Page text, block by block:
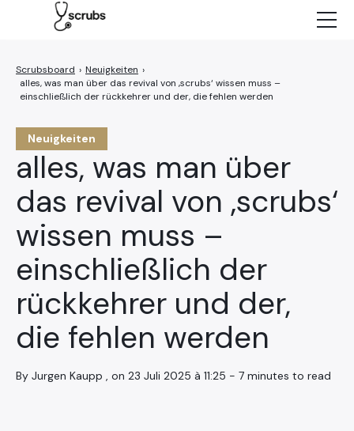
Neuigkeiten
alles, was man über
das revival von ‚scrubs‘
wissen muss –
einschließlich der
rückkehrer und der,
die fehlen werden
By Jurgen Kaupp , on 23 Juli 2025 à 11:25 - 7 minutes to read
› Neuigkeiten ›
alles, was man über das revival von ‚scrubs‘ wissen muss –
einschließlich der rückkehrer und der, die fehlen werden
Episoden